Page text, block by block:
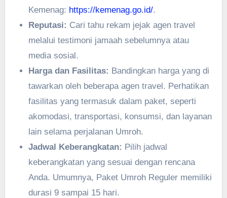
Kemenag: https://kemenag.go.id/.
Reputasi: Cari tahu rekam jejak agen travel
melalui testimoni jamaah sebelumnya atau
media sosial.
Harga dan Fasilitas: Bandingkan harga yang di
tawarkan oleh beberapa agen travel. Perhatikan
fasilitas yang termasuk dalam paket, seperti
akomodasi, transportasi, konsumsi, dan layanan
lain selama perjalanan Umroh.
Jadwal Keberangkatan: Pilih jadwal
keberangkatan yang sesuai dengan rencana
Anda. Umumnya, Paket Umroh Reguler memiliki
durasi 9 sampai 15 hari.